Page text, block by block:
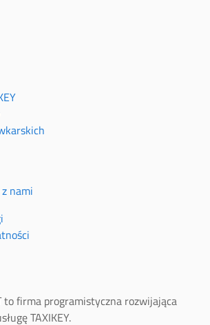
nami
to firma programistyczna rozwijająca
TAXIKEY.